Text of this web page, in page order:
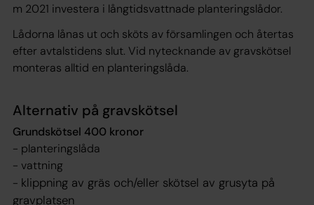
m 2021 investera i långtidsvattnade planteringslådor.
Lådorna lånas ut och sköts av församlingen och återtas
efter avtalstidens slut. Vid nytecknande av gravskötsel
monteras alltid en planteringslåda.
Alternativ på gravskötsel
Grundskötsel 400 kronor
- planteringslåda
- vattning
- klippning av gräs och/eller skötsel av grusyta på
gravplatsen